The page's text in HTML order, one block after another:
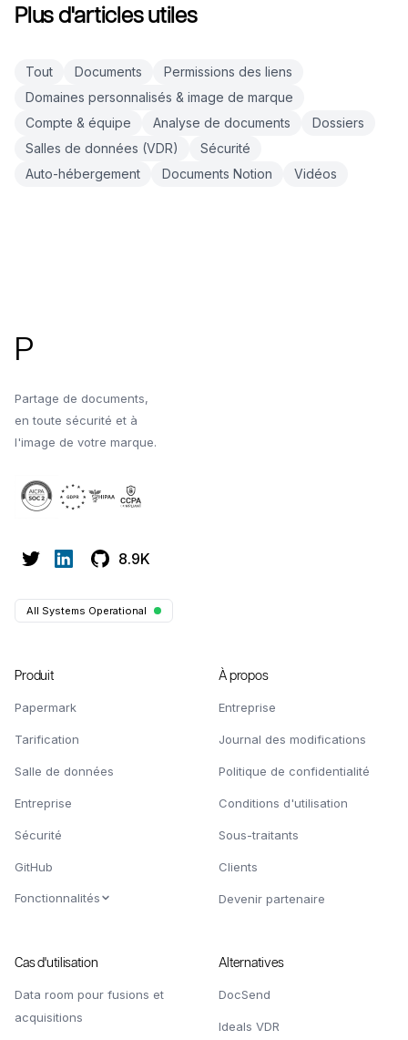
Plus d'articles utiles
Tout Documents
Permissions des liens
Domaines personnalisés & image de marque
Compte & équipe
Analyse de documents
Dossiers
Salles de données (VDR)
Sécurité
Auto-hébergement
Documents Notion Vidéos
P
Partage de documents,
en toute sécurité et à
l'image de votre marque.
8.9K
All Systems Operational
Produit
Papermark
Tarification
Salle de données
Entreprise
Sécurité
GitHub
Fonctionnalités
À propos
Entreprise
Journal des modifications
Politique de confidentialité
Conditions d'utilisation
Sous-traitants
Clients
Devenir partenaire
Cas d'utilisation
Data room pour fusions et
acquisitions
Alternatives
DocSend
Ideals VDR